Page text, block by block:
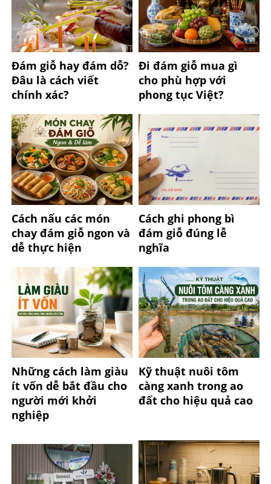
Đám giỗ hay đám dỗ?
Đâu là cách viết
chính xác?
Đi đám giỗ mua gì
cho phù hợp với
phong tục Việt?
Cách nấu các món
chay đám giỗ ngon và
dễ thực hiện
Cách ghi phong bì
đám giỗ đúng lễ
nghĩa
Những cách làm giàu
ít vốn dễ bắt đầu cho
người mới khởi
nghiệp
Kỹ thuật nuôi tôm
càng xanh trong ao
đất cho hiệu quả cao